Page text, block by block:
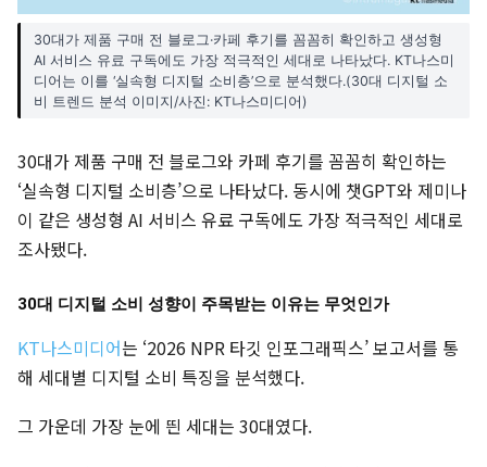
30대가 제품 구매 전 블로그·카페 후기를 꼼꼼히 확인하고 생성형
AI 서비스 유료 구독에도 가장 적극적인 세대로 나타났다. KT나스미
디어는 이를 ‘실속형 디지털 소비층’으로 분석했다.(30대 디지털 소
비 트렌드 분석 이미지/사진: KT나스미디어)
30대가 제품 구매 전 블로그와 카페 후기를 꼼꼼히 확인하는
‘실속형 디지털 소비층’으로 나타났다. 동시에 챗GPT와 제미나
이 같은 생성형 AI 서비스 유료 구독에도 가장 적극적인 세대로
조사됐다.
30대 디지털 소비 성향이 주목받는 이유는 무엇인가
KT나스미디어는 ‘2026 NPR 타깃 인포그래픽스’ 보고서를 통
해 세대별 디지털 소비 특징을 분석했다.
그 가운데 가장 눈에 띈 세대는 30대였다.